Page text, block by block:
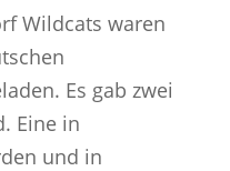
Wildcats waren
Es gab zwei
Eine in
und in